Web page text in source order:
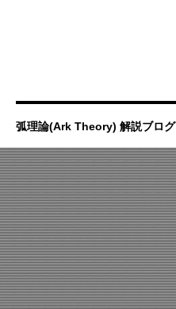
弧理論(Ark Theory) 解説ブログ